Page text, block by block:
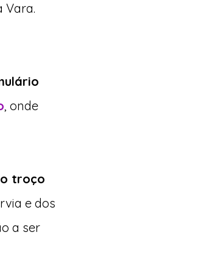
Vara.
, onde
troço
e dos
a ser